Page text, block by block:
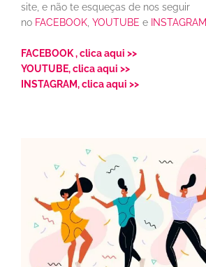
site, e não te esqueças de nos seguir
no FACEBOOK, YOUTUBE e INSTAGRAM
FACEBOOK , clica aqui >>
YOUTUBE, clica aqui >>
INSTAGRAM, clica aqui >>